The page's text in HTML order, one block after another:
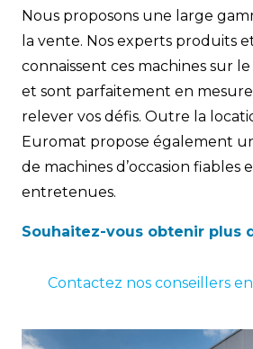
Nous proposons une large
la vente. Nos experts produits
connaissent ces machines sur
et sont parfaitement en
relever vos défis. Outre la
Euromat propose également
de machines d’occasion fiables
entretenues.
Souhaitez-vous obtenir plus
Contactez nos conseillers